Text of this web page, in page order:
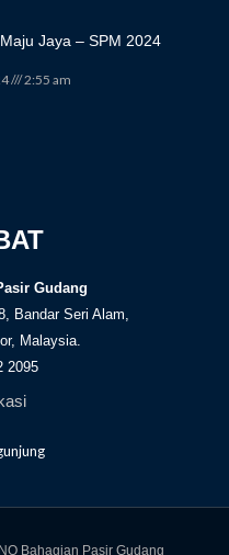
Jaya – SPM 2024
2:55 am
Gudang
Bandar Seri Alam,
Malaysia.
2095
Bahagian Pasir Gudang